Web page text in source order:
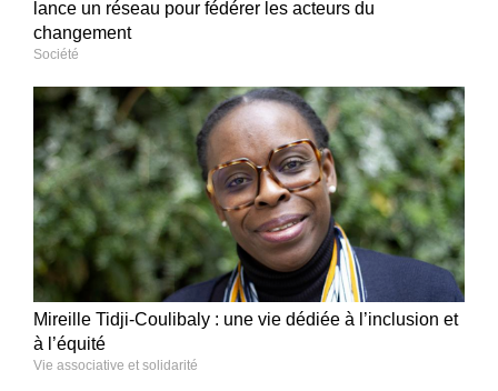
lance un réseau pour fédérer les acteurs du
changement
Société
Mireille Tidji-Coulibaly : une vie dédiée à l’inclusion et
à l’équité
Vie associative et solidarité